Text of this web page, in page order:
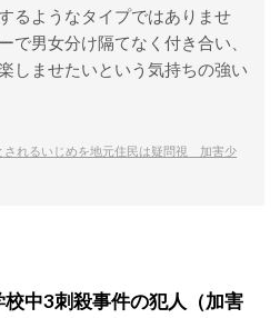
るようなタイプではありませ
で男女分け隔てなく付き合い、
しませたいという気持ちの強い
されるいじめを地元住民は疑問視 加害少
中3刺殺事件の犯人（加害